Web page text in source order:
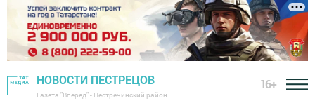
НОВОСТИ ПЕСТРЕЦОВ
Газета "Вперед" - Пестречинский район
16+